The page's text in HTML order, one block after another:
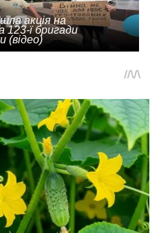
акція на
123-ї бригади
(відео)